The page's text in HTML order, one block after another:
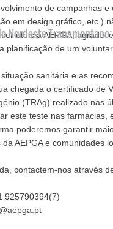
de campanhas
em design gráfico, etc.)
úteis à AEPGA,
planificação de um
sanitária e as
chegada o certificado de
(TRAg) realizado nas
este teste nas
poderemos garantir
AEPGA e comunidades
contactem-nos através
925790394(7)
Nordeste